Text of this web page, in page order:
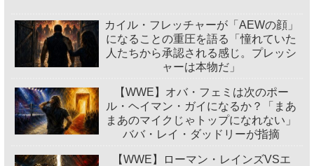
カイル・フレッチャーが「AEWの顔」
になることの重圧を語る「憧れていた
人たちから承認される感じ。プレッシ
ャーは本物だ」
【WWE】オバ・フェミは次のポー
ル・ヘイマン・ガイになるか？「まあ
まあのマイクじゃトップになれない」
ババ・レイ・ダッドリーが指摘
【WWE】ローマン・レインズVSエ